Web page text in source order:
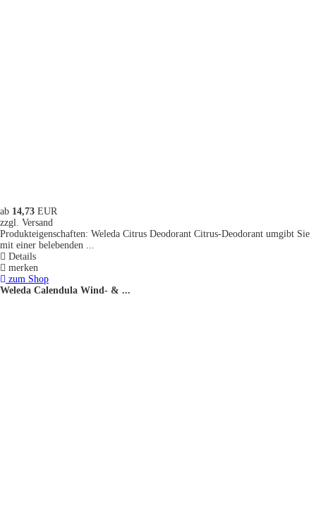
ab 14,73 EUR
zzgl. Versand
Produkteigenschaften: Weleda Citrus Deodorant Citrus-Deodorant umgibt Sie
mit einer belebenden ...
Details
merken
zum Shop
Weleda Calendula Wind- & ...